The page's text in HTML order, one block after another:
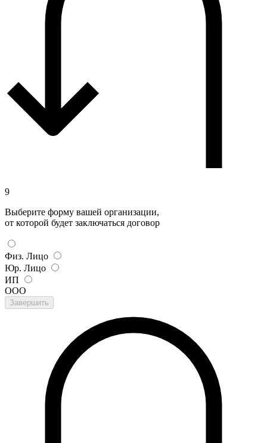
9
Выберите форму вашей организации,
от которой будет заключаться договор
Физ. Лицо
Юр. Лицо
ИП
ООО
Завершить